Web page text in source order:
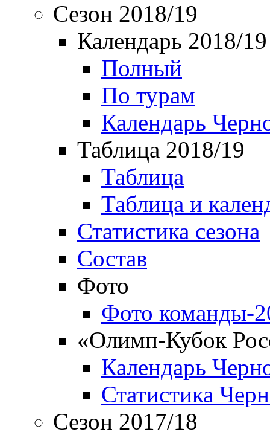
Сезон 2018/19
Календарь 2018/19
Полный
По турам
Календарь
Таблица 2018/19
Таблица
Таблица и
Статистика сезона
Состав
Фото
Фото команды-
«Олимп-Кубок
Календарь
Статистика
Сезон 2017/18